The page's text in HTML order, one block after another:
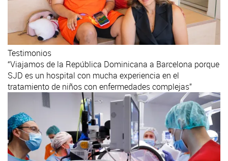
Testimonios
“Viajamos de la República Dominicana a Barcelona porque
SJD es un hospital con mucha experiencia en el
tratamiento de niños con enfermedades complejas”